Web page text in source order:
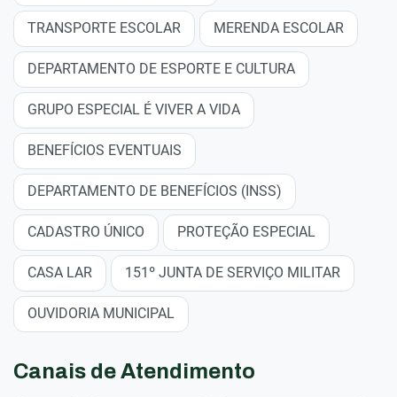
TRANSPORTE ESCOLAR MERENDA ESCOLAR
DEPARTAMENTO DE ESPORTE E CULTURA
GRUPO ESPECIAL É VIVER A VIDA
BENEFÍCIOS EVENTUAIS
DEPARTAMENTO DE BENEFÍCIOS (INSS)
CADASTRO ÚNICO PROTEÇÃO ESPECIAL
CASA LAR 151º JUNTA DE SERVIÇO MILITAR
OUVIDORIA MUNICIPAL
Canais de Atendimento